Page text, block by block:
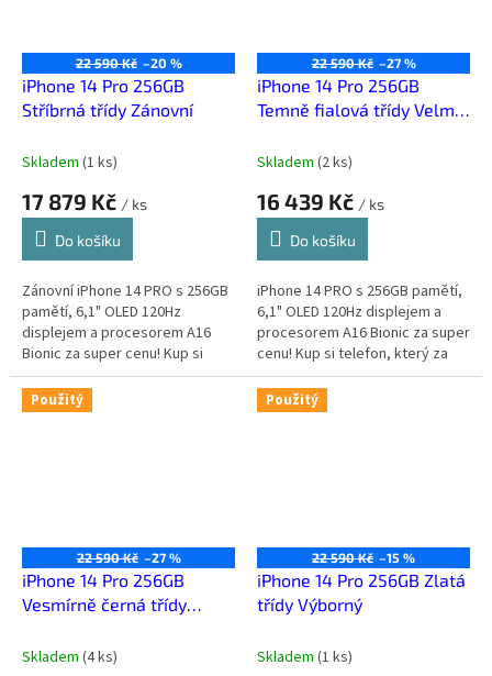
22 590 Kč –20 %
iPhone 14 Pro 256GB
Stříbrná třídy Zánovní
Skladem (1 ks)
17 879 Kč / ks
Do košíku
Zánovní iPhone 14 PRO s 256GB
pamětí, 6,1" OLED 120Hz
displejem a procesorem A16
Bionic za super cenu! Kup si
použitý telefon, který za málo
peněz zahraje spoustu muziky.
22 590 Kč –27 %
iPhone 14 Pro 256GB
Temně fialová třídy Velmi
Skladem (2 ks)
16 439 Kč / ks
Do košíku
iPhone 14 PRO s 256GB pamětí,
6,1" OLED 120Hz displejem a
procesorem A16 Bionic za super
cenu! Kup si telefon, který za
málo peněz zahraje spoustu
muziky.
Použitý
22 590 Kč –27 %
iPhone 14 Pro 256GB
Vesmírně černá třídy
Skladem (4 ks)
Použitý
22 590 Kč –15 %
iPhone 14 Pro 256GB Zlatá
třídy Výborný
Skladem (1 ks)